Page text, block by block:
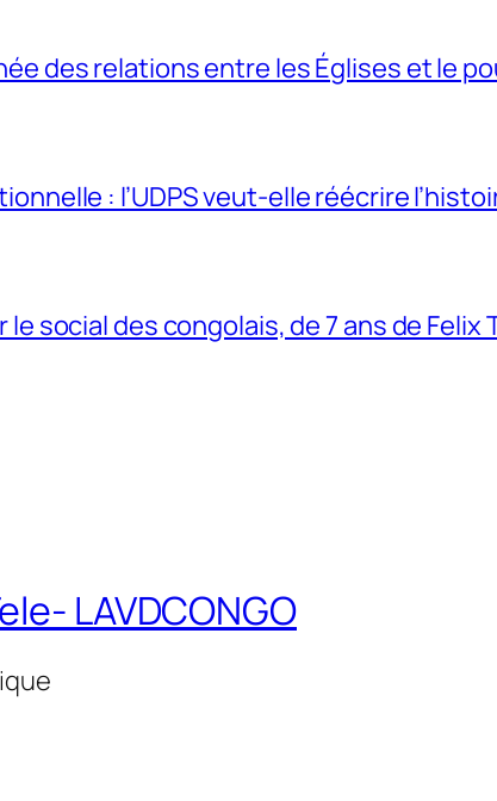
des relations entre les Églises et le
: l’UDPS veut-elle réécrire
social des congolais, de 7 ans de Felix
LAVDCONGO